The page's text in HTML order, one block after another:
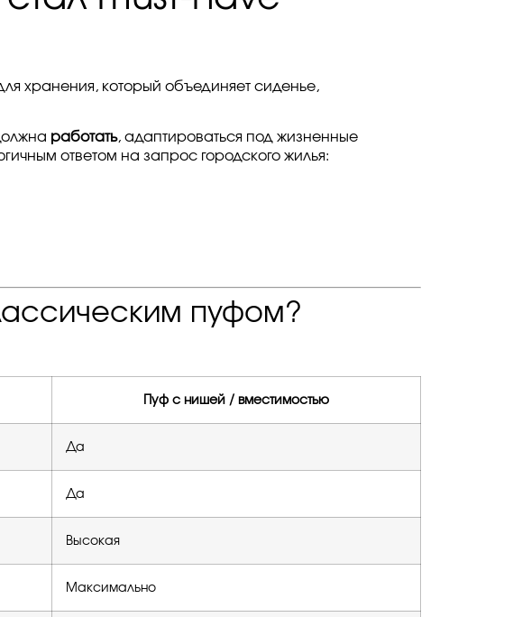
хранения, который объединяет сиденье,
работать, адаптироваться под жизненные
ответом на запрос городского жилья:
пуфом?
Пуф с нишей / вместимостью
Да
Да
Высокая
Максимально